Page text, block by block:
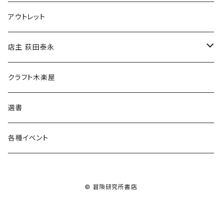
マグカップ
傘
食料品
その他
アウトレット
店主 荻田泰永
書籍
ウェア
クラフト木楽屋
選書
各種イベント
© 冒険研究所書店